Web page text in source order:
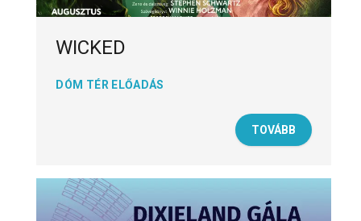
WICKED
DÓM TÉR ELŐADÁS
TOVÁBB